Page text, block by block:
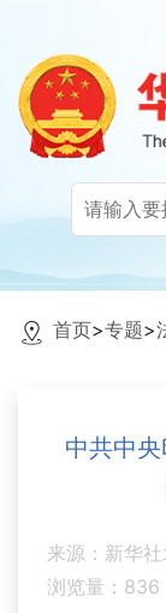
首页>专题>
中共中
来源：新华
浏览量： 836